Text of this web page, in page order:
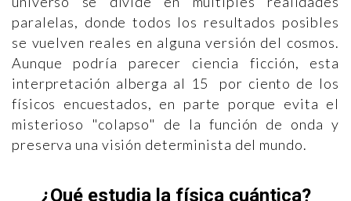
paralelas, donde todos los resultados posibles
se vuelven reales en alguna versión del cosmos.
Aunque podría parecer ciencia ficción, esta
interpretación alberga al 15 por ciento de los
físicos encuestados, en parte porque evita el
misterioso "colapso" de la función de onda y
preserva una visión determinista del mundo.
¿Qué estudia la física cuántica?